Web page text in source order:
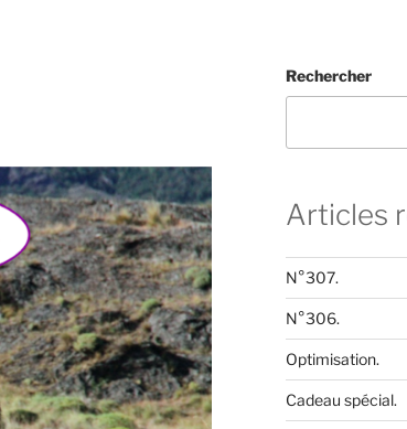
Rechercher
Articles
N°307.
N°306.
Optimisation.
Cadeau spécial.